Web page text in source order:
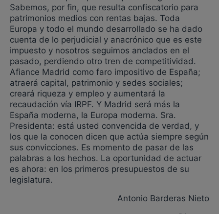
Sabemos, por fin, que resulta confiscatorio para
patrimonios medios con rentas bajas. Toda
Europa y todo el mundo desarrollado se ha dado
cuenta de lo perjudicial y anacrónico que es este
impuesto y nosotros seguimos anclados en el
pasado, perdiendo otro tren de competitividad.
Afiance Madrid como faro impositivo de España;
atraerá capital, patrimonio y sedes sociales;
creará riqueza y empleo y aumentará la
recaudación vía IRPF. Y Madrid será más la
España moderna, la Europa moderna. Sra.
Presidenta: está usted convencida de verdad, y
los que la conocen dicen que actúa siempre según
sus convicciones. Es momento de pasar de las
palabras a los hechos. La oportunidad de actuar
es ahora: en los primeros presupuestos de su
legislatura.
Antonio Barderas Nieto